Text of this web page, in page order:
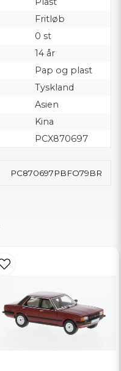
Fritløb
0 st
14 år
Pap og plast
Tyskland
Asien
Kina
PCX870697
PC870697PBFO79BR